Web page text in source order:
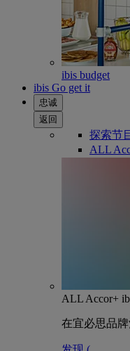
ibis budget
ibis Go get it
忠诚
返回
探索节
ALL
ALL Accor+
在宜必思品牌